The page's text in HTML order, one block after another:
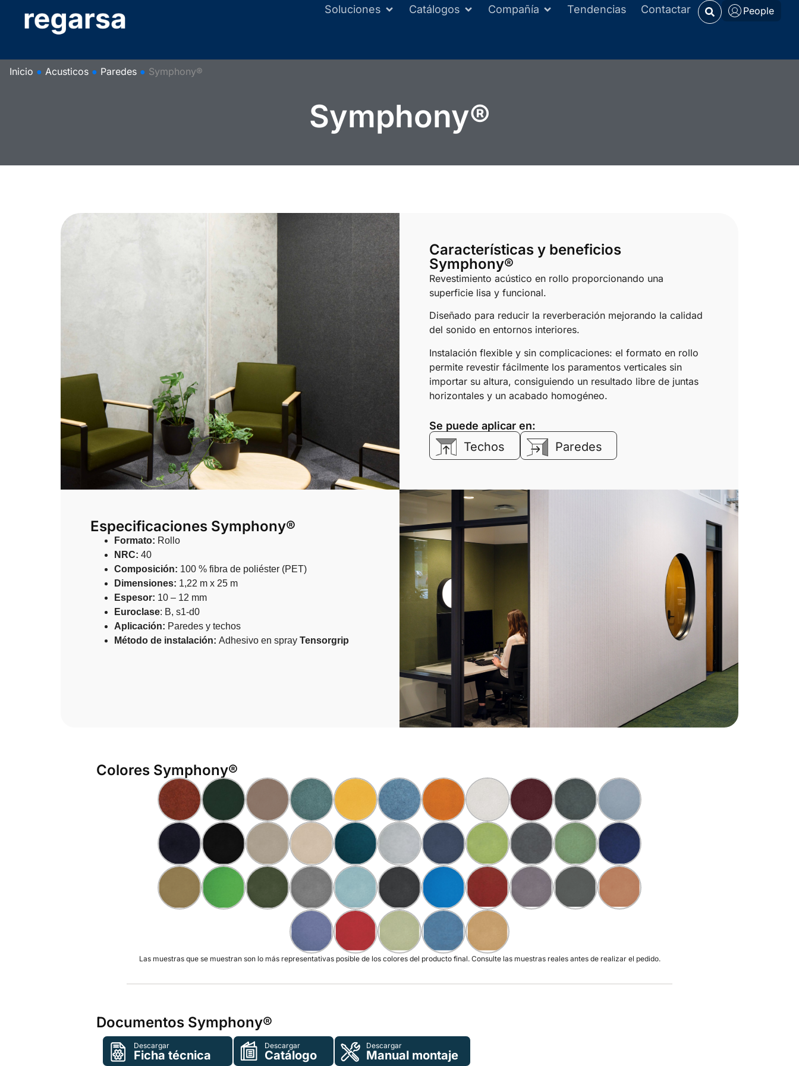
Soluciones Catálogos Compañía Tendencias Contactar People
Inicio ● Acusticos ● Paredes ● Symphony®​
Symphony®​
Características y beneficios
Symphony®​
Revestimiento acústico en rollo proporcionando una
superficie lisa y funcional.
Diseñado para reducir la reverberación mejorando la calidad
del sonido en entornos interiores.
Instalación flexible y sin complicaciones: el formato en rollo
permite revestir fácilmente los paramentos verticales sin
importar su altura, consiguiendo un resultado libre de juntas
horizontales y un acabado homogéneo.
Se puede aplicar en:
Techos Paredes
Especificaciones Symphony®​
Formato: Rollo
NRC: 40
Composición: 100 % fibra de poliéster (PET)
Dimensiones: 1,22 m x 25 m
Espesor: 10 – 12 mm
Euroclase: B, s1-d0
Aplicación: Paredes y techos
Método de instalación: Adhesivo en spray Tensorgrip
Colores Symphony®​
Las muestras que se muestran son lo más representativas posible de los colores del producto final. Consulte las muestras reales antes de realizar el pedido.
Documentos Symphony®​
Descargar
Ficha técnica
Descargar
Catálogo
Descargar
Manual montaje